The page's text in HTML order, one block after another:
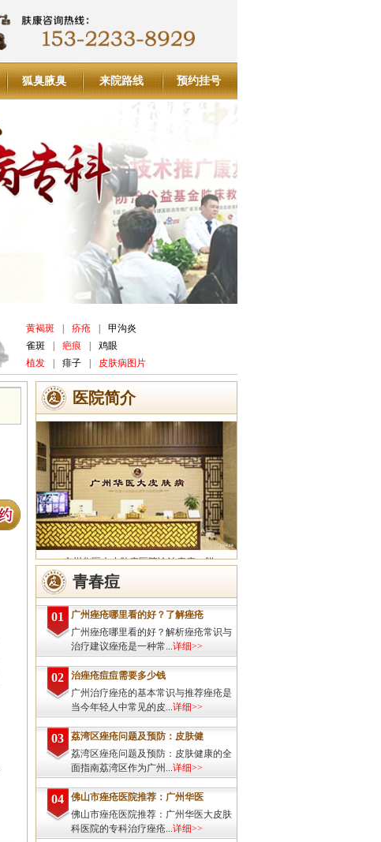
狐臭腋臭 来院路线 预约挂号
黄褐斑 疥疮
甲沟炎
雀斑
疤痕
鸡眼
植发
痱子 皮肤病图片
医院简介
广州华医大皮肤病医院诊治痤疮、脱
发、灰指甲、荨麻疹、湿疹、皮炎、斑秃、
皮肤过敏、扁平疣、带状疱疹、皮肤瘙痒、
皮肤过敏等皮肤疾病的治疗方面...详细>>
青春痘
01
广州痤疮哪里看的好？了解痤疮
广州痤疮哪里看的好？解析痤疮常识与
治疗建议痤疮是一种常...详细>>
02
治痤疮痘痘需要多少钱
广州治疗痤疮的基本常识与推荐痤疮是
当今年轻人中常见的皮...详细>>
03
荔湾区痤疮问题及预防：皮肤健
荔湾区痤疮问题及预防：皮肤健康的全
面指南荔湾区作为广州...详细>>
04
佛山市痤疮医院推荐：广州华医
佛山市痤疮医院推荐：广州华医大皮肤
科医院的专科治疗痤疮...详细>>